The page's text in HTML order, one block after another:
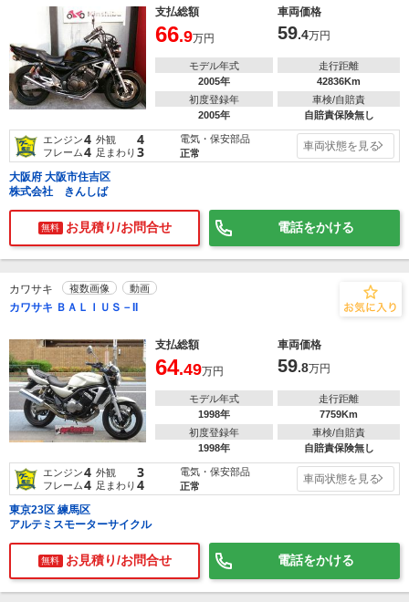
支払総額
車両価格
66.9万円 59.4万円
モデル年式
2005年
走行距離
42836Km
初度登録年
2005年
車検/自賠責
自賠責保険無し
エンジン4 外観 4
フレーム4 足まわり 3
電気・保安部品
正常
車両状態を見る
大阪府 大阪市住吉区
株式会社 きんしば
無料 お見積り/お問合せ 電話をかける
カワサキ 複数画像 動画
カワサキ ＢＡＬＩＵＳ－II
支払総額 車両価格
64.49万円 59.8万円
モデル年式
1998年
走行距離
7759Km
初度登録年
1998年
車検/自賠責
自賠責保険無し
エンジン4 外観 3
フレーム4 足まわり 4
電気・保安部品
正常
車両状態を見る
東京23区 練馬区
アルテミスモーターサイクル
無料 お見積り/お問合せ 電話をかける